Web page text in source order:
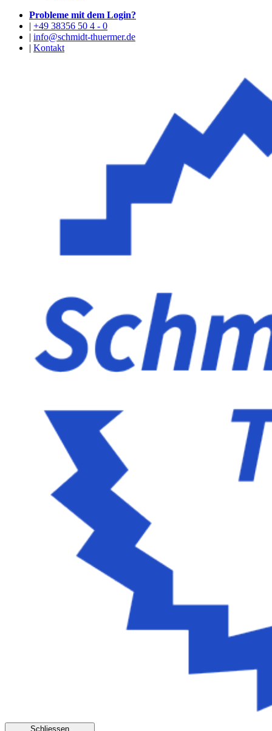
Probleme mit dem Login?
| +49 38356 50 4 - 0
| info@schmidt-thuermer.de
| Kontakt
Schliessen